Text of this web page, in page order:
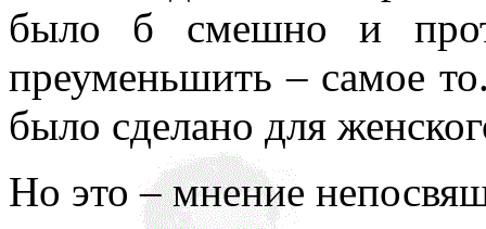
было б смешно и
преуменьшить – самое
было сделано для
Но это – мнение